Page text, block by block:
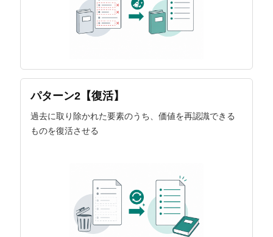
パターン2【復活】
過去に取り除かれた要素のうち、価値を再認識できる
ものを復活させる